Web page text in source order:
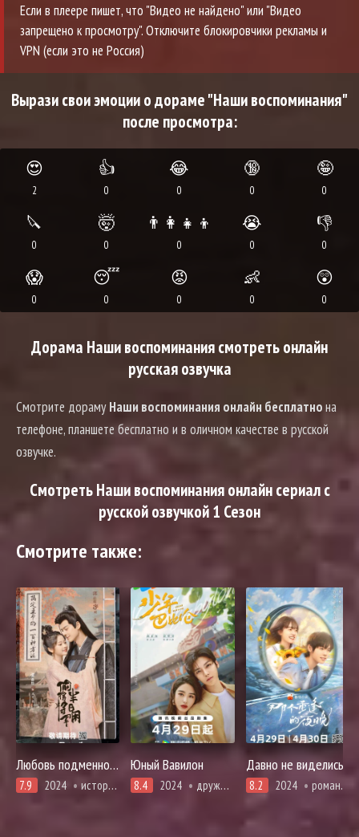
Если в плеере пишет, что "Видео не найдено" или "Видео
запрещено к просмотру". Отключите блокировчики рекламы и
VPN (если это не Россия)
Вырази свои эмоции о дораме "Наши воспоминания"
после просмотра:
😍
2
👍
0
😂
0
🔞
0
🤪
0
🔪
0
🤯
0
👨‍👩‍👧‍👦
0
😭
0
👎
0
😱
0
😴
0
😡
0
👶
0
😲
0
Дорама Наши воспоминания смотреть онлайн
русская озвучка
Смотрите дорамуНаши воспоминания онлайн бесплатнона
телефоне, планшете бесплатно и в оличном качестве в русской
озвучке.
Смотреть Наши воспоминания онлайн сериал с
русской озвучкой 1 Сезон
Смотрите также:
Любовь подменной принцессы
7.9 2024 история, мистика, романтика
Юный Вавилон
8.4 2024 дружба, про молодость и любовь, приключения, броманс, адаптация новел, повседневность, романтика
Давно не виделись
8.2 2024 романтика